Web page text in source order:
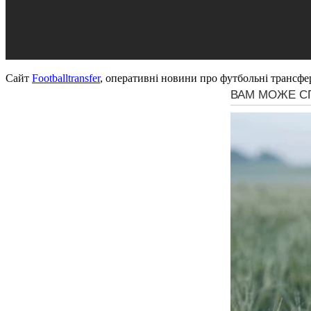
Сайт Footballtransfer, оперативні новини про футбольні